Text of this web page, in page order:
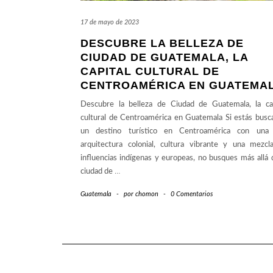
17 de mayo de 2023
DESCUBRE LA BELLEZA DE
CIUDAD DE GUATEMALA, LA
CAPITAL CULTURAL DE
CENTROAMÉRICA EN
Descubre la belleza de Ciudad de Guatemala, la
cultural de Centroamérica en Guatemala Si estás
un destino turístico en Centroamérica con una
arquitectura colonial, cultura vibrante y una
influencias indígenas y europeas, no busques más allá
ciudad de …
Guatemala - por chomon - 0 Comentarios